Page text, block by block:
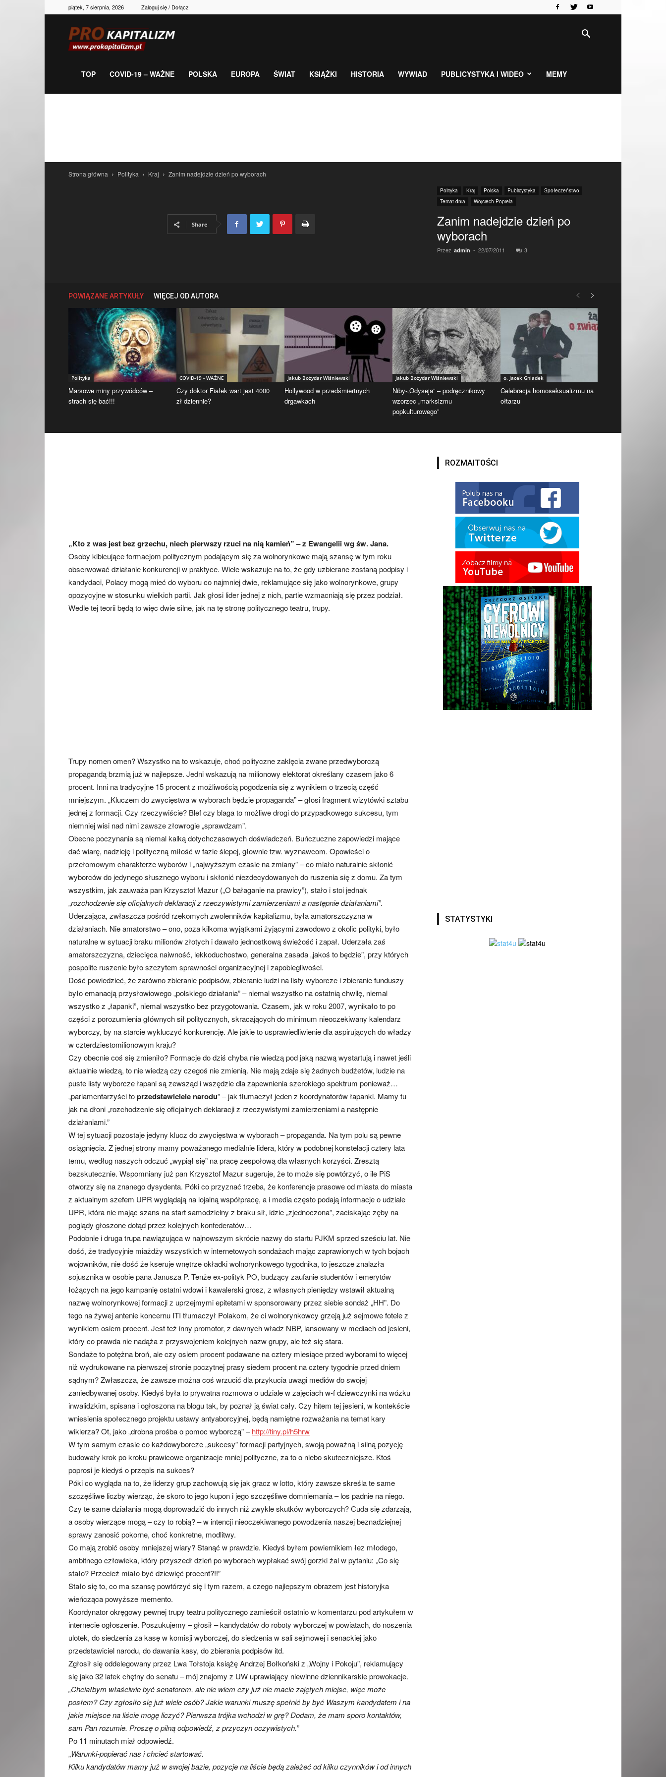
piątek, 7 sierpnia, 2026 Zaloguj się / Dołącz
gospodarka,
TOP COVID-19 – WAŻNE POLSKA EUROPA ŚWIAT KSIĄŻKI HISTORIA WYWIAD PUBLICYSTYKA I WIDEO MEMY
Strona główna Polityka Kraj Zanim nadejdzie dzień po wyborach
Polityka Kraj Polska Publicystyka
Społeczeństwo
Temat dnia
Wojciech Popiela
Zanim nadejdzie dzień po
wyborach
Przez admin - 22/07/2011 3
Share
POWIĄZANE ARTYKUŁY WIĘCEJ OD AUTORA
Polityka
Marsowe miny przywódców –
strach się bać!!!
COVID-19 - WAŻNE
Czy doktor Fiałek wart jest 4000
zł dziennie?
Jakub Bożydar Wiśniewski
Hollywood w przedśmiertnych
drgawkach
Jakub Bożydar Wiśniewski
Niby-„Odyseja” – podręcznikowy
wzorzec „marksizmu
popkulturowego”
o. Jacek Gniadek
Celebracja homoseksualizmu na
ołtarzu
„Kto z was jest bez grzechu, niech pierwszy rzuci na nią kamień” – z Ewangelii wg św. Jana.
Osoby kibicujące formacjom politycznym podającym się za wolnorynkowe mają szansę w tym roku
obserwować działanie konkurencji w praktyce. Wiele wskazuje na to, że gdy uzbierane zostaną podpisy i
kandydaci, Polacy mogą mieć do wyboru co najmniej dwie, reklamujące się jako wolnorynkowe, grupy
opozycyjne w stosunku wielkich partii. Jak głosi lider jednej z nich, partie wzmacniają się przez podział.
Wedle tej teorii będą to więc dwie silne, jak na tę stronę politycznego teatru, trupy.
Trupy nomen omen? Wszystko na to wskazuje, choć polityczne zaklęcia zwane przedwyborczą
propagandą brzmią już w najlepsze. Jedni wskazują na milionowy elektorat określany czasem jako 6
procent. Inni na tradycyjne 15 procent z możliwością pogodzenia się z wynikiem o trzecią część
mniejszym. „Kluczem do zwycięstwa w wyborach będzie propaganda” – głosi fragment wizytówki sztabu
jednej z formacji. Czy rzeczywiście? Blef czy blaga to możliwe drogi do przypadkowego sukcesu, tym
niemniej wisi nad nimi zawsze złowrogie „sprawdzam”.
Obecne poczynania są niemal kalką dotychczasowych doświadczeń. Buńczuczne zapowiedzi mające
dać wiarę, nadzieję i polityczną miłość w fazie ślepej, głownie tzw. wyznawcom. Opowieści o
przełomowym charakterze wyborów i „najwyższym czasie na zmiany” – co miało naturalnie skłonić
wyborców do jedynego słusznego wyboru i skłonić niezdecydowanych do ruszenia się z domu. Za tym
wszystkim, jak zauważa pan Krzysztof Mazur („O bałaganie na prawicy”), stało i stoi jednak
„rozchodzenie się oficjalnych deklaracji z rzeczywistymi zamierzeniami a następnie działaniami”.
Uderzająca, zwłaszcza pośród rzekomych zwolenników kapitalizmu, była amatorszczyzna w
działaniach. Nie amatorstwo – ono, poza kilkoma wyjątkami żyjącymi zawodowo z okolic polityki, było
naturalne w sytuacji braku milionów złotych i dawało jednostkową świeżość i zapał. Uderzała zaś
amatorszczyzna, dziecięca naiwność, lekkoduchostwo, generalna zasada „jakoś to będzie”, przy których
pospolite ruszenie było szczytem sprawności organizacyjnej i zapobiegliwości.
Dość powiedzieć, że zarówno zbieranie podpisów, zbieranie ludzi na listy wyborcze i zbieranie funduszy
było emanacją przysłowiowego „polskiego działania” – niemal wszystko na ostatnią chwilę, niemal
wszystko z „łapanki”, niemal wszystko bez przygotowania. Czasem, jak w roku 2007, wynikało to po
części z porozumienia głównych sił politycznych, skracających do minimum nieoczekiwany kalendarz
wyborczy, by na starcie wykluczyć konkurencję. Ale jakie to usprawiedliwienie dla aspirujących do władzy
w czterdziestomilionowym kraju?
Czy obecnie coś się zmieniło? Formacje do dziś chyba nie wiedzą pod jaką nazwą wystartują i nawet jeśli
aktualnie wiedzą, to nie wiedzą czy czegoś nie zmienią. Nie mają zdaje się żadnych budżetów, ludzie na
puste listy wyborcze łapani są zewsząd i wszędzie dla zapewnienia szerokiego spektrum ponieważ…
„parlamentarzyści toprzedstawiciele narodu” – jak tłumaczył jeden z koordynatorów łapanki. Mamy tu
jak na dłoni „rozchodzenie się oficjalnych deklaracji z rzeczywistymi zamierzeniami a następnie
działaniami.”
W tej sytuacji pozostaje jedyny klucz do zwycięstwa w wyborach – propaganda. Na tym polu są pewne
osiągnięcia. Z jednej strony mamy poważanego medialnie lidera, który w podobnej konstelacji cztery lata
temu, według naszych odczuć „wypiął się” na pracę zespołową dla własnych korzyści. Zresztą
bezskutecznie. Wspomniany już pan Krzysztof Mazur sugeruje, że to może się powtórzyć, o ile PiS
otworzy się na znanego dysydenta. Póki co przyznać trzeba, że konferencje prasowe od miasta do miasta
z aktualnym szefem UPR wyglądają na lojalną współpracę, a i media często podają informacje o udziale
UPR, która nie mając szans na start samodzielny z braku sił, idzie „zjednoczona”, zaciskając zęby na
poglądy głoszone dotąd przez kolejnych konfederatów…
Podobnie i druga trupa nawiązująca w najnowszym skrócie nazwy do startu PJKM sprzed sześciu lat. Nie
dość, że tradycyjnie miażdży wszystkich w internetowych sondażach mając zaprawionych w tych bojach
wojowników, nie dość że kseruje wnętrze okładki wolnorynkowego tygodnika, to jeszcze znalazła
sojusznika w osobie pana Janusza P. Tenże ex-polityk PO, budzący zaufanie studentów i emerytów
łożących na jego kampanię ostatni wdowi i kawalerski grosz, z własnych pieniędzy wstawił aktualną
nazwę wolnorynkowej formacji z uprzejmymi epitetami w sponsorowany przez siebie sondaż „HH”. Do
tego na żywej antenie koncernu ITI tłumaczył Polakom, że ci wolnorynkowcy grzeją już sejmowe fotele z
wynikiem osiem procent. Jest też inny promotor, z dawnych władz NBP, lansowany w mediach od jesieni,
który co prawda nie nadąża z przyswojeniem kolejnych nazw grupy, ale też się stara.
Sondaże to potężna broń, ale czy osiem procent podawane na cztery miesiące przed wyborami to więcej
niż wydrukowane na pierwszej stronie poczytnej prasy siedem procent na cztery tygodnie przed dniem
sądnym? Zwłaszcza, że zawsze można coś wrzucić dla przykucia uwagi mediów do swojej
zaniedbywanej osoby. Kiedyś była to prywatna rozmowa o udziale w zajęciach w-f dziewczynki na wózku
inwalidzkim, spisana i ogłoszona na blogu tak, by poznał ją świat cały. Czy hitem tej jesieni, w kontekście
wniesienia społecznego projektu ustawy antyaborcyjnej, będą namiętne rozważania na temat kary
wiklerza? Ot, jako „drobna prośba o pomoc wyborczą” –http://tiny.pl/h5hrw
W tym samym czasie co każdowyborcze „sukcesy” formacji partyjnych, swoją poważną i silną pozycję
budowały krok po kroku prawicowe organizacje mniej polityczne, za to o niebo skuteczniejsze. Ktoś
poprosi je kiedyś o przepis na sukces?
Póki co wygląda na to, że liderzy grup zachowują się jak gracz w lotto, który zawsze skreśla te same
szczęśliwe liczby wierząc, że skoro to jego kupon i jego szczęśliwe domniemania – los padnie na niego.
Czy te same działania mogą doprowadzić do innych niż zwykle skutków wyborczych? Cuda się zdarzają,
a osoby wierzące mogą – czy to robią? – w intencji nieoczekiwanego powodzenia naszej beznadziejnej
sprawy zanosić pokorne, choć konkretne, modlitwy.
Co mają zrobić osoby mniejszej wiary? Stanąć w prawdzie. Kiedyś byłem powiernikiem łez młodego,
ambitnego człowieka, który przyszedł dzień po wyborach wypłakać swój gorzki żal w pytaniu: „Co się
stało? Przecież miało być dziewięć procent?!!”
Stało się to, co ma szansę powtórzyć się i tym razem, a czego najlepszym obrazem jest historyjka
wieńcząca powyższe memento.
Koordynator okręgowy pewnej trupy teatru politycznego zamieścił ostatnio w komentarzu pod artykułem w
internecie ogłoszenie. Poszukujemy – głosił – kandydatów do roboty wyborczej w powiatach, do noszenia
ulotek, do siedzenia za kasę w komisji wyborczej, do siedzenia w sali sejmowej i senackiej jako
przedstawiciel narodu, do dawania kasy, do zbierania podpisów itd.
Zgłosił się oddelegowany przez Lwa Tołstoja książę Andrzej Bołkoński z „Wojny i Pokoju”, reklamujący
się jako 32 latek chętny do senatu – mój znajomy z UW uprawiający niewinne dziennikarskie prowokacje.
„Chciałbym właściwie być senatorem, ale nie wiem czy już nie macie zajętych miejsc, więc może
posłem? Czy zgłosiło się już wiele osób? Jakie warunki muszę spełnić by być Waszym kandydatem i na
jakie miejsce na liście mogę liczyć? Pierwsza trójka wchodzi w grę? Dodam, że mam sporo kontaktów,
sam Pan rozumie. Proszę o pilną odpowiedź, z przyczyn oczywistych.”
Po 11 minutach miał odpowiedź.
„Warunki-popierać nas i chcieć startować.
Kilku kandydatów mamy już w swojej bazie, pozycje na liście będą zależeć od kilku czynników i od innych
ROZMAITOŚCI
STATYSTYKI